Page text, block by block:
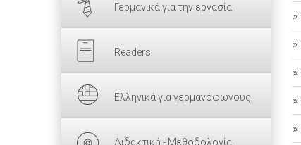
Γερμανικά για την εργασία
Readers
Ελληνικά για γερμανόφωνους
Διδακτική - Μεθοδολογία